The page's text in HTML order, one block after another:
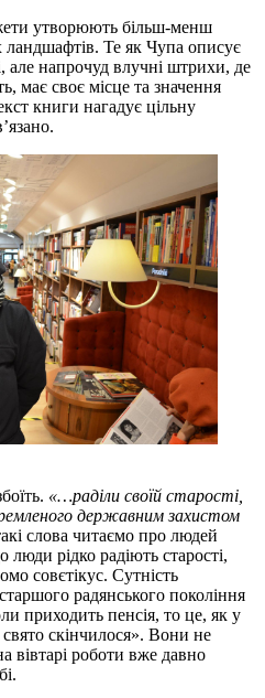
утворюють більш-менш
ландшафтів. Те як Чупа описує
але напрочуд влучні штрихи, де
має своє місце та значення
книги нагадує цільну
«…раділи своїй старості,
державним захистом
слова читаємо про людей
рідко радіють старості,
совєтікус. Сутність
радянського покоління
приходить пенсія, то це, як у
свято скінчилося». Вони не
вівтарі роботи вже давно